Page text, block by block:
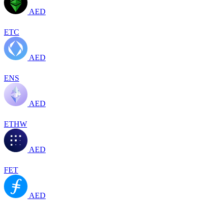
AED
ETC
AED
ENS
AED
ETHW
AED
FET
AED